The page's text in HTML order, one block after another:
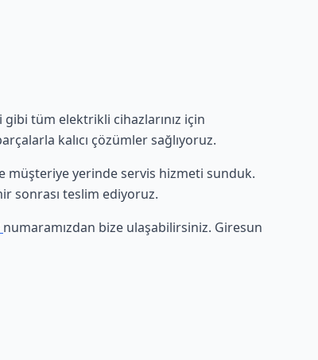
tüm elektrikli cihazlarınız için
kalıcı çözümler sağlıyoruz.
müşteriye yerinde servis hizmeti sunduk.
sonrası teslim ediyoruz.
numaramızdan bize ulaşabilirsiniz. Giresun